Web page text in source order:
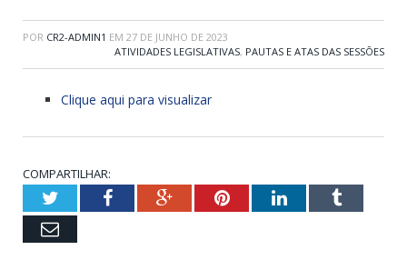
POR CR2-ADMIN1 EM 27 DE JUNHO DE 2023
ATIVIDADES LEGISLATIVAS, PAUTAS E ATAS DAS SESSÕES
Clique aqui para visualizar
COMPARTILHAR:
TwitterFacebookGoogle+PinterestLinkedInTumblr
Email